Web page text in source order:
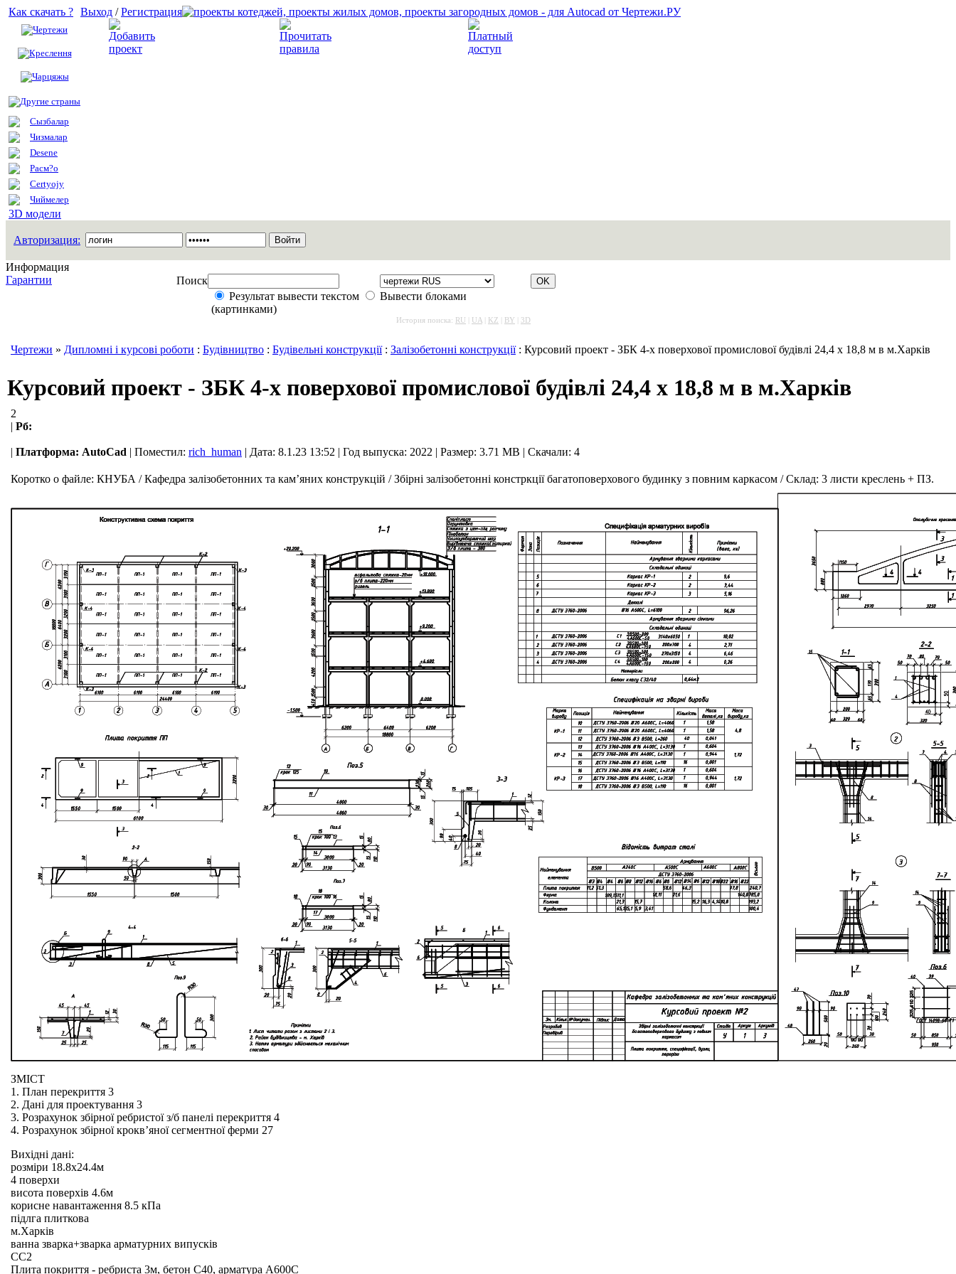
Как скачать ?
Чертежи
Креслення
Чарцяжы
Другие страны
Сызбалар
Чизмалар
Desene
Расм?о
Certyojy
Чиймелер
3D модели
Выход /Регистрация
Авторизация:
Информация
Гарантии
Поиск
Результат вывести текстом
Вывести блоками
(картинками)
История поиска: RU UA KZ BY 3D
Чертежи » Дипломні і курсові роботи : Будівництво : Будівельні конструкції: Залізобетонні конструкції: Курсовий проект - ЗБК 4-х поверхової промислової будівлі 24,4 х 18,8 м в м.Харків
Курсовий проект - ЗБК 4-х поверхової промислової будівлі 24,4 х 18,8 м в м.Харків
2
| Рб:
| Платформа: AutoCad | Поместил: rich_human | Дата: 8.1.23 13:52 | Год выпуска: 2022 | Размер: 3.71 MB | Скачали: 4
Коротко о файле: КНУБА / Кафедра залізобетонних та кам’яних конструкцій / Збірні залізобетонні констркції багатоповерхового будинку з повним каркасом / Склад: 3 листи креслень + ПЗ.
ЗМІСТ
1. План перекриття 3
2. Дані для проектування 3
3. Розрахунок збірної ребристої з/б панелі перекриття 4
4. Розрахунок збірної крокв’яної сегментної ферми 27
Вихідні дані:
розміри 18.8х24.4м
4 поверхи
висота поверхів 4.6м
корисне навантаження 8.5 кПа
підлга плиткова
м.Харків
ванна зварка+зварка арматурних випусків
СС2
Плита покриття - ребриста 3м, бетон С40, арматура А600С